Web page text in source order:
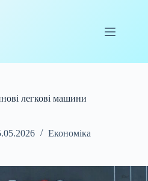
легкові машини
Економіка